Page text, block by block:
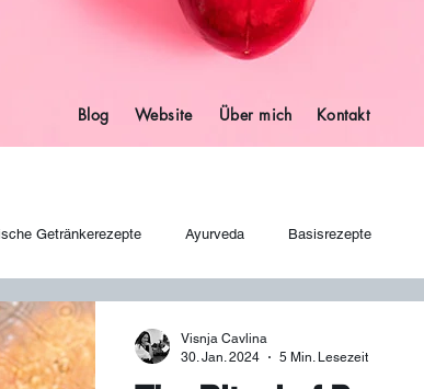
Blog Website Über mich Kontakt
Getränkerezepte Ayurveda Basisrezepte
Geschenkideen
Visnja Cavlina
30. Jan. 2024
5 Min. Lesezeit